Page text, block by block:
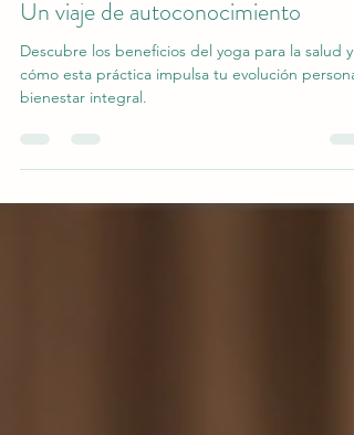
Evolución personal a través del yoga:
Un viaje de autoconocimiento
Descubre los beneficios del yoga para la salud y
bienestar integral.